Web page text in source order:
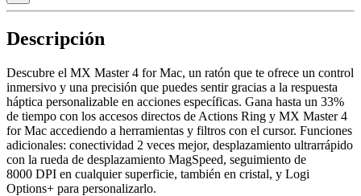
Descripción
Descubre el MX Master 4 for Mac, un ratón que te ofrece un control
inmersivo y una precisión que puedes sentir gracias a la respuesta
háptica personalizable en acciones específicas. Gana hasta un 33%
de tiempo con los accesos directos de Actions Ring y MX Master 4
for Mac accediendo a herramientas y filtros con el cursor. Funciones
adicionales: conectividad 2 veces mejor, desplazamiento ultrarrápido
con la rueda de desplazamiento MagSpeed, seguimiento de
8000 DPI en cualquier superficie, también en cristal, y Logi
Options+ para personalizarlo.